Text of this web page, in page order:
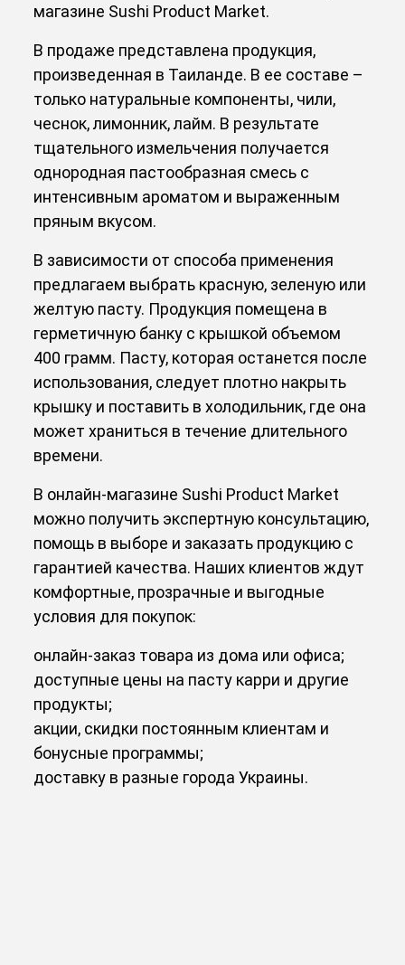
магазине Sushi Product Market.
В продаже представлена продукция,
произведенная в Таиланде. В ее составе –
только натуральные компоненты, чили,
чеснок, лимонник, лайм. В результате
тщательного измельчения получается
однородная пастообразная смесь с
интенсивным ароматом и выраженным
пряным вкусом.
В зависимости от способа применения
предлагаем выбрать красную, зеленую или
желтую пасту. Продукция помещена в
герметичную банку с крышкой объемом
400 грамм. Пасту, которая останется после
использования, следует плотно накрыть
крышку и поставить в холодильник, где она
может храниться в течение длительного
времени.
В онлайн-магазине Sushi Product Market
можно получить экспертную консультацию,
помощь в выборе и заказать продукцию с
гарантией качества. Наших клиентов ждут
комфортные, прозрачные и выгодные
условия для покупок:
онлайн-заказ товара из дома или офиса;
доступные цены на пасту карри и другие
продукты;
акции, скидки постоянным клиентам и
бонусные программы;
доставку в разные города Украины.